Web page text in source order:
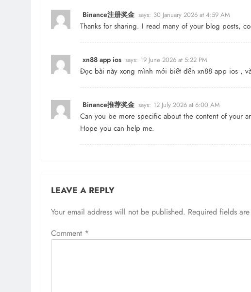
Binance注册奖金 says: 30 January 2026 at 4:59 AM
Thanks for sharing. I read many of your blog posts,
xn88 app ios says: 19 June 2026 at 5:22 PM
Đọc bài này xong mình mới biết đến xn88 app ios ,
Binance推荐奖金 says: 12 July 2026 at 6:00 AM
Can you be more specific about the content of your
Hope you can help me.
LEAVE A REPLY
Your email address will not be published. Required fields
Comment *